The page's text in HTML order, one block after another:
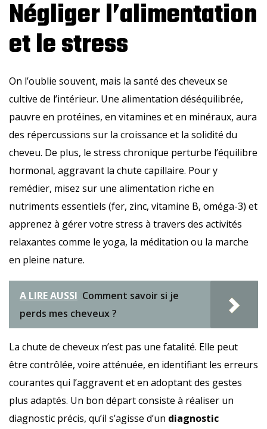
Négliger l’alimentation
et le stress
On l’oublie souvent, mais la santé des cheveux se
cultive de l’intérieur. Une alimentation déséquilibrée,
pauvre en protéines, en vitamines et en minéraux, aura
des répercussions sur la croissance et la solidité du
cheveu. De plus, le stress chronique perturbe l’équilibre
hormonal, aggravant la chute capillaire. Pour y
remédier, misez sur une alimentation riche en
nutriments essentiels (fer, zinc, vitamine B, oméga-3) et
apprenez à gérer votre stress à travers des activités
relaxantes comme le yoga, la méditation ou la marche
en pleine nature.
A LIRE AUSSI Comment savoir si je
perds mes cheveux ?
La chute de cheveux n’est pas une fatalité. Elle peut
être contrôlée, voire atténuée, en identifiant les erreurs
courantes qui l’aggravent et en adoptant des gestes
plus adaptés. Un bon départ consiste à réaliser un
diagnostic précis, qu’il s’agisse d’un diagnostic